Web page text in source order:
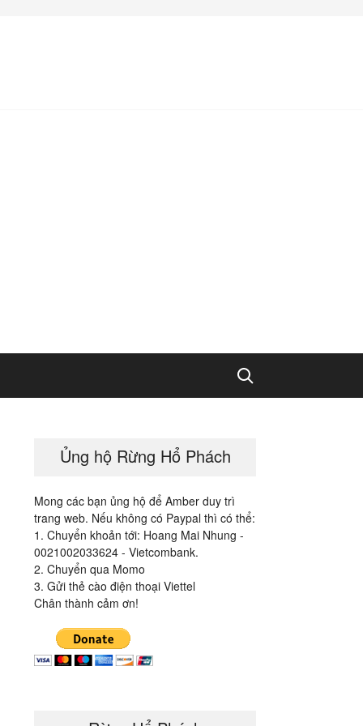
Search
Ủng hộ Rừng Hổ Phách
Mong các bạn ủng hộ để Amber duy trì
trang web. Nếu không có Paypal thì có thể:
1. Chuyển khoản tới: Hoang Mai Nhung -
0021002033624 - Vietcombank.
2. Chuyển qua Momo
3. Gửi thẻ cào điện thoại Viettel
Chân thành cảm ơn!